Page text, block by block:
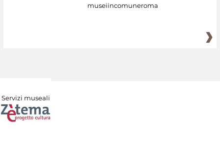
museiincomuneroma
Servizi museali